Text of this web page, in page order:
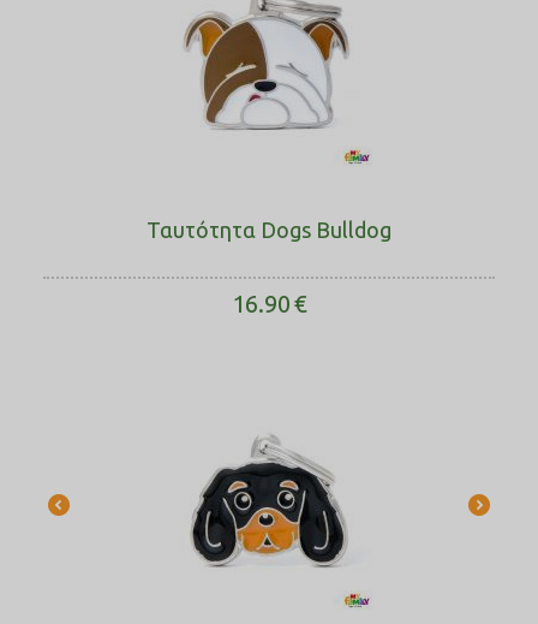
Ταυτότητα Dogs Bulldog
16.90€